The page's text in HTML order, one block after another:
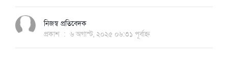
নিজস্ব প্রতিবেদক
প্রকাশ : ৬ অগাস্ট, ২০২৫ ০৬:৩১ পূর্বাহ্ন